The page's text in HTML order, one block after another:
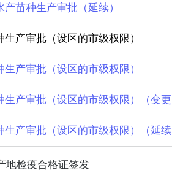
产苗种生产审批（延续）
生产审批（设区的市级权限）
生产审批（设区的市级权限）
生产审批（设区的市级权限）（变
生产审批（设区的市级权限）（延
地检疫合格证签发